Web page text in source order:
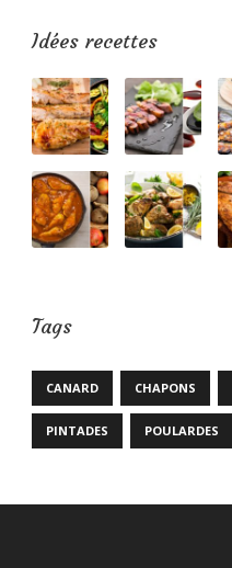
Idées recettes
Tags
CANARD CHAPONS
PINTADES POULARDES